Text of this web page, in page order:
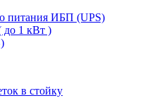
питания ИБП (UPS)
до 1 кВт )
в стойку